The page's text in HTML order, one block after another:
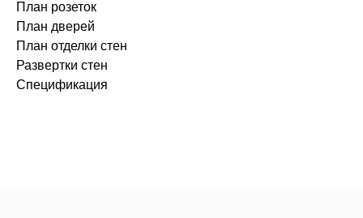
План розеток
План дверей
План отделки стен
Развертки стен
Спецификация